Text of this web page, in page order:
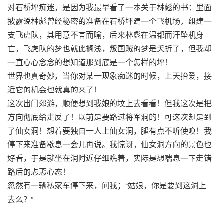
对石桥坪痴迷，是因为我最早看了一本关于林彪的书：里面
披露说林彪曾经秘密的准备在石桥坪建一个飞机场，组建一
支飞虎队，其用意不言而喻，后来林彪在温都而汗坠机身
亡，飞虎队的梦也就此搁浅，叛国贼的梦是夭折了，但我却
一直心心念念的想知道那到底是一个怎样的坪！
世界也真奇妙，当你对某一现象痴迷的时候，上天抬爱，接
近它的机会也就真的来了！
这次出门郊游，顺便想到我娘的坟上去看看！但我这次是把
方向彻底给走反了！以前是要路过将军洞的！可这次却是到
了仙女洞！想着要独自一人上仙女洞，腿有点不听使唤！我
停下来准备歇息一会儿再说。我惊讶，仙女洞方向的景色也
好看，于是就坐在洞附近仔细瞧着，实际是想喘息一下走错
路后的忐忑心态！
忽然有一辆私家车停下来，问我；“姑娘，你是要到这洞上
去么？”